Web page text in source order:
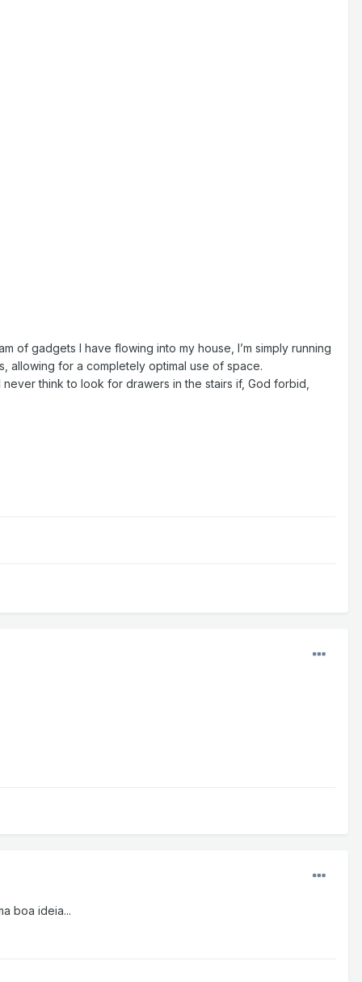
of gadgets I have flowing into my house, I’m simply running
allowing for a completely optimal use of space.
think to look for drawers in the stairs if, God forbid,
boa ideia...